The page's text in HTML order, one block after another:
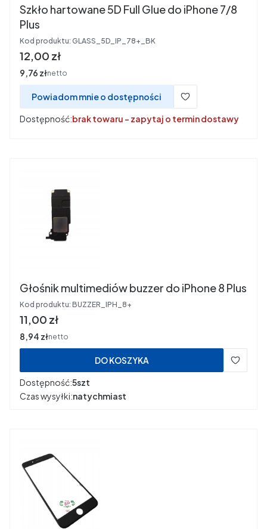
Szkło hartowane 5D Full Glue do iPhone 7/8
Plus
Kod produktu: GLASS_5D_IP_78+_BK
Cena
12,00 zł
Cena
9,76 złnetto
Powiadom mnie o dostępności
Dostępność:brak towaru - zapytaj o termin dostawy
Głośnik multimediów buzzer do iPhone 8 Plus
Kod produktu: BUZZER_IPH_8+
Cena
11,00 zł
Cena
8,94 złnetto
DO KOSZYKA
Dostępność:5szt
Czas wysyłki:natychmiast